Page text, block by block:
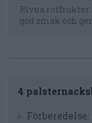
Rivna rotfrukter
god smak och
4
Förberedelse: